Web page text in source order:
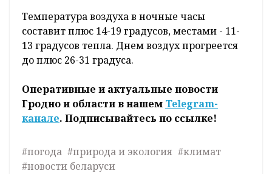
Температура воздуха в ночные часы
составит плюс 14-19 градусов, местами - 11-
13 градусов тепла. Днем воздух прогреется
до плюс 26-31 градуса.
Оперативные и актуальные новости
Гродно и области в нашем Telegram-
канале. Подписывайтесь по ссылке!
#погода #природа и экология #климат
#новости беларуси